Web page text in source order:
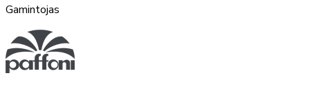
Gamintojas